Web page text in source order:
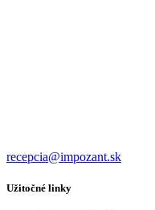
recepcia@impozant.sk
Užitočné linky